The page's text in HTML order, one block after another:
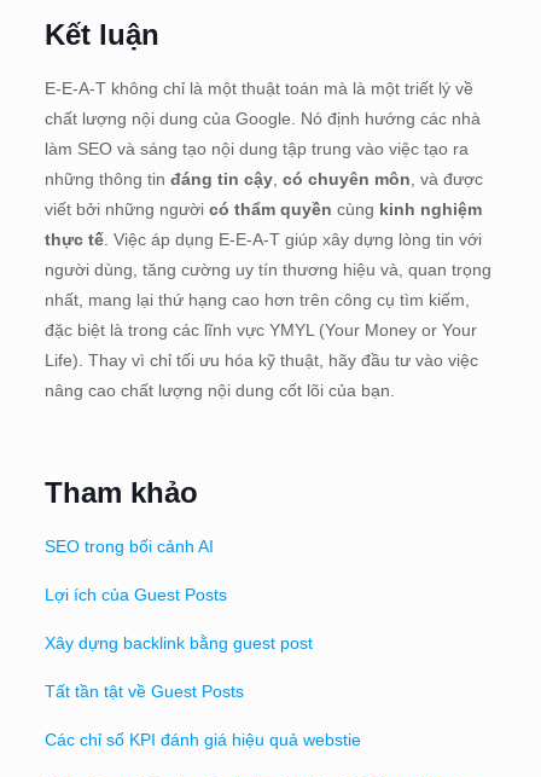
Kết luận
E-E-A-T không chỉ là một thuật toán mà là một triết lý về
chất lượng nội dung của Google. Nó định hướng các nhà
làm SEO và sáng tạo nội dung tập trung vào việc tạo ra
những thông tin đáng tin cậy, có chuyên môn, và được
viết bởi những người có thẩm quyền cùng kinh nghiệm
thực tế. Việc áp dụng E-E-A-T giúp xây dựng lòng tin với
người dùng, tăng cường uy tín thương hiệu và, quan trọng
nhất, mang lại thứ hạng cao hơn trên công cụ tìm kiếm,
đặc biệt là trong các lĩnh vực YMYL (Your Money or Your
Life). Thay vì chỉ tối ưu hóa kỹ thuật, hãy đầu tư vào việc
nâng cao chất lượng nội dung cốt lõi của bạn.
Tham khảo
SEO trong bối cảnh AI
Lợi ích của Guest Posts
Xây dựng backlink bằng guest post
Tất tần tật về Guest Posts
Các chỉ số KPI đánh giá hiệu quả webstie